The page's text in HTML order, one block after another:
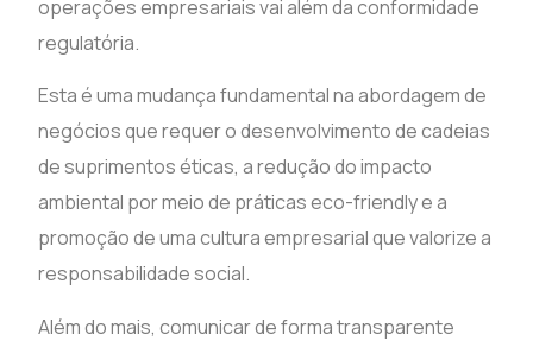
operações empresariais vai além da conformidade
regulatória.
Esta é uma mudança fundamental na abordagem de
negócios que requer o desenvolvimento de cadeias
de suprimentos éticas, a redução do impacto
ambiental por meio de práticas eco-friendly e a
promoção de uma cultura empresarial que valorize a
responsabilidade social.
Além do mais, comunicar de forma transparente